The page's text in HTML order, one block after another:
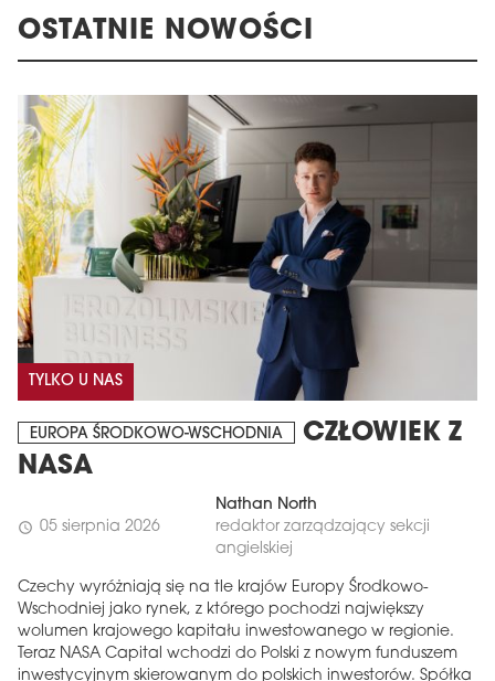
OSTATNIE NOWOŚCI
TYLKO U NAS
EUROPA ŚRODKOWO-WSCHODNIA
CZŁOWIEK Z
NASA
schedule 05 sierpnia 2026
Nathan North
redaktor zarządzający sekcji
angielskiej
Czechy wyróżniają się na tle krajów Europy Środkowo-
Wschodniej jako rynek, z którego pochodzi największy
wolumen krajowego kapitału inwestowanego w regionie.
Teraz NASA Capital wchodzi do Polski z nowym funduszem
inwestycyjnym skierowanym do polskich inwestorów. Spółka